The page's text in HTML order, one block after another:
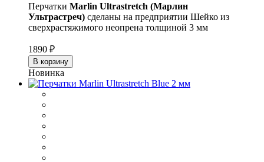
Перчатки Marlin Ultrastretch (Марлин
Ультрастреч) сделаны на предприятии Шейко из
сверхрастяжимого неопрена толщиной 3 мм
1890 ₽
В корзину
Новинка